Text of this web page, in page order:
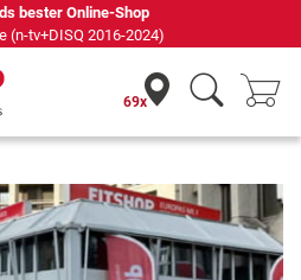
Online-Shop
tv+DISQ 2016-2024)
69x